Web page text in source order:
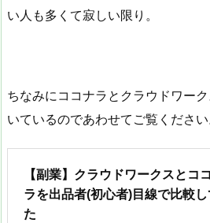
い人も多くて寂しい限り。
ちなみにココナラとクラウドワー
いているのであわせてご覧ください
【副業】クラウドワークスとコ
ラを出品者(初心者)目線で比較
た